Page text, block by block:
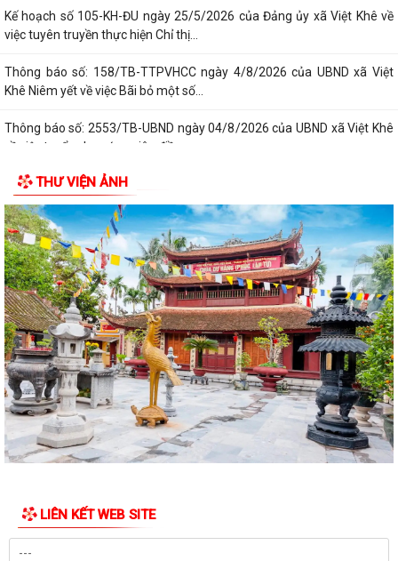
Kế hoạch số 105-KH-ĐU ngày 25/5/2026 của Đảng ủy xã Việt Khê về
việc tuyên truyền thực hiện Chỉ thị...
Thông báo số: 158/TB-TTPVHCC ngày 4/8/2026 của UBND xã Việt
Khê Niêm yết về việc Bãi bỏ một số...
Thông báo số: 2553/TB-UBND ngày 04/8/2026 của UBND xã Việt Khê
về việc tuyển chọn ứng viên điều...
THƯ VIỆN ẢNH
LIÊN KẾT WEB SITE